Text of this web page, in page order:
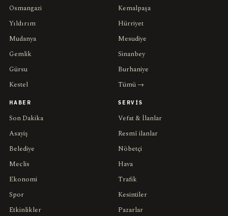
Osmangazi
Yıldırım
Mudanya
Gemlik
Gürsu
Kestel
Kemalpaşa
Hürriyet
Mesudiye
Sinanbey
Burhaniye
Tümü →
HABER
Son Dakika
Asayiş
Belediye
Meclis
Ekonomi
Spor
Etkinlikler
SERVIS
Vefat & İlanlar
Resmî ilanlar
Nöbetçi
Hava
Trafik
Kesintiler
Pazarlar